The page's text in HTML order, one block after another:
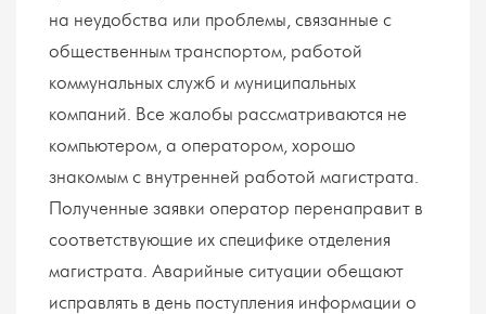
на неудобства или проблемы, связанные с
общественным транспортом, работой
коммунальных служб и муниципальных
компаний. Все жалобы рассматриваются не
компьютером, а оператором, хорошо
знакомым с внутренней работой магистрата.
Полученные заявки оператор перенаправит в
соответствующие их специфике отделения
магистрата. Аварийные ситуации обещают
исправлять в день поступления информации о